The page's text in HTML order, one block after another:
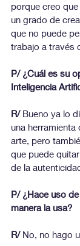
porque creo
un grado de
que no puede
trabajo a través
P/ ¿Cuál es su
Inteligencia
R/ Bueno ya lo
una herramienta
arte, pero
que puede
de la
P/ ¿Hace uso
manera la usa?
R/ No, no hago